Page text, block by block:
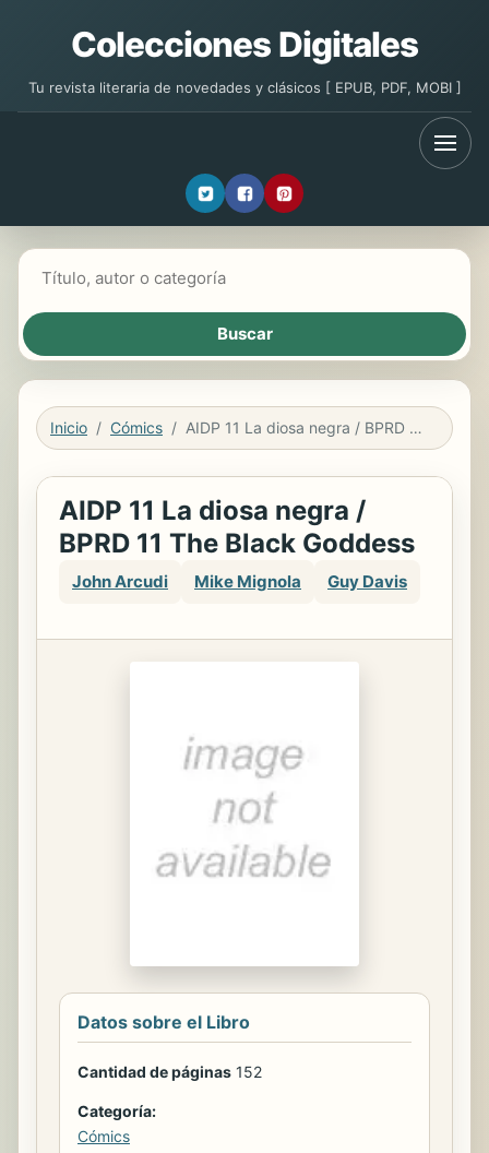
Colecciones Digitales
Tu revista literaria de novedades y clásicos [ EPUB, PDF, MOBI ]
Inicio Cómics AIDP 11 La diosa negra / BPRD 11 The Black Goddess
AIDP 11 La diosa negra /
BPRD 11 The Black Goddess
John Arcudi Mike Mignola Guy Davis
Datos sobre el Libro
Cantidad de páginas 152
Categoría:
Cómics